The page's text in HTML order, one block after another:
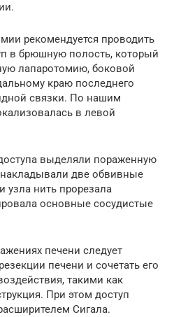
рекомендуется проводить
в брюшную полость, который
лапаротомию, боковой
краю последнего
связки. По нашим
в левой
выделяли пораженную
две обвивные
узла нить прорезала
основные сосудистые
печени следует
печени и сочетать его
такими как
При этом доступ
Сигала.